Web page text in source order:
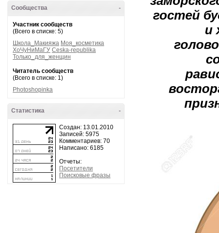
-
Сообщества
Участник сообществ
(Всего в списке: 5)
Школа_Макияжа Моя_косметика
ХоЧуНиМаГУ Ceska-republika
Только_для_женщин
Читатель сообществ
(Всего в списке: 1)
Photoshopinka
-
Статистика
Создан: 13.01.2010
Записей: 5975
Комментариев: 70
Написано: 6185
Отчеты:
Посетители
Поисковые фразы
гостей
и